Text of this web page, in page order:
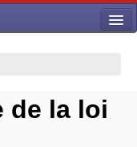
de la loi